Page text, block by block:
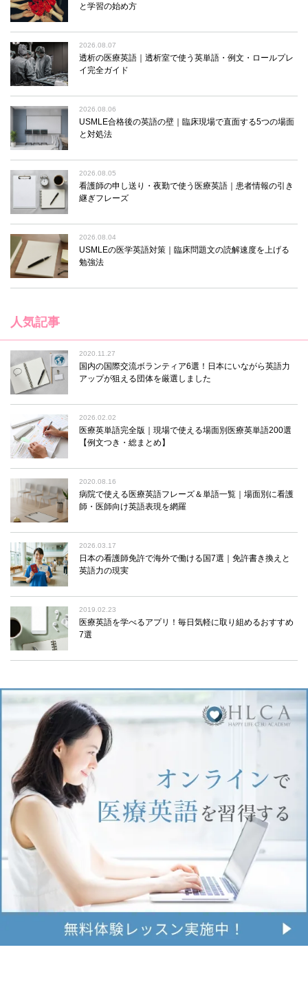
と学習の始め方
2026.08.07
透析の医療英語｜透析室で使う英単語・例文・ロールプレ
イ完全ガイド
2026.08.06
USMLE合格後の英語の壁｜臨床現場で直面する5つの場面
と対処法
2026.08.05
看護師の申し送り・夜勤で使う医療英語｜患者情報の引き
継ぎフレーズ
2026.08.04
USMLEの医学英語対策｜臨床問題文の読解速度を上げる
勉強法
人気記事
2020.11.27
国内の国際交流ボランティア6選！日本にいながら英語力
アップが狙える団体を厳選しました
2026.02.02
医療英単語完全版｜現場で使える場面別医療英単語200選
【例文つき・総まとめ】
2020.08.16
病院で使える医療英語フレーズ＆単語一覧｜場面別に看護
師・医師向け英語表現を網羅
2026.03.17
日本の看護師免許で海外で働ける国7選｜免許書き換えと
英語力の現実
2019.02.23
医療英語を学べるアプリ！毎日気軽に取り組めるおすすめ
7選